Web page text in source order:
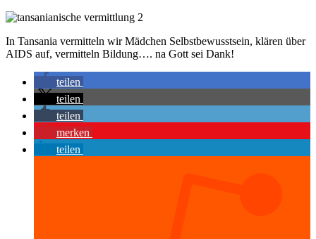
In Tansania vermitteln wir Mädchen Selbstbewusstsein, klären über
AIDS auf, vermitteln Bildung…. na Gott sei Dank!
teilen
teilen
teilen
merken
teilen